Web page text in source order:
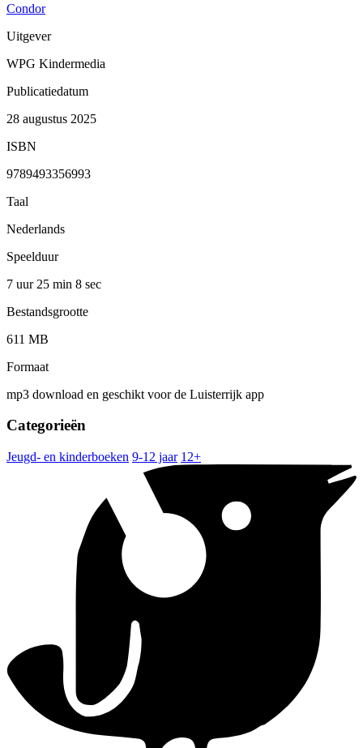
Condor
Uitgever
WPG Kindermedia
Publicatiedatum
28 augustus 2025
ISBN
9789493356993
Taal
Nederlands
Speelduur
7 uur 25 min 8 sec
Bestandsgrootte
611 MB
Formaat
mp3 download en geschikt voor de Luisterrijk app
Categorieën
Jeugd- en kinderboeken 9-12 jaar 12+